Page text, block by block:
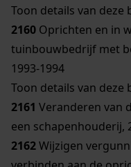
Toon details van deze
2160 Oprichten en in
tuinbouwbedrijf met
1993-1994
Toon details van deze
2161 Veranderen van
een schapenhouderij,
2162Wijzigen